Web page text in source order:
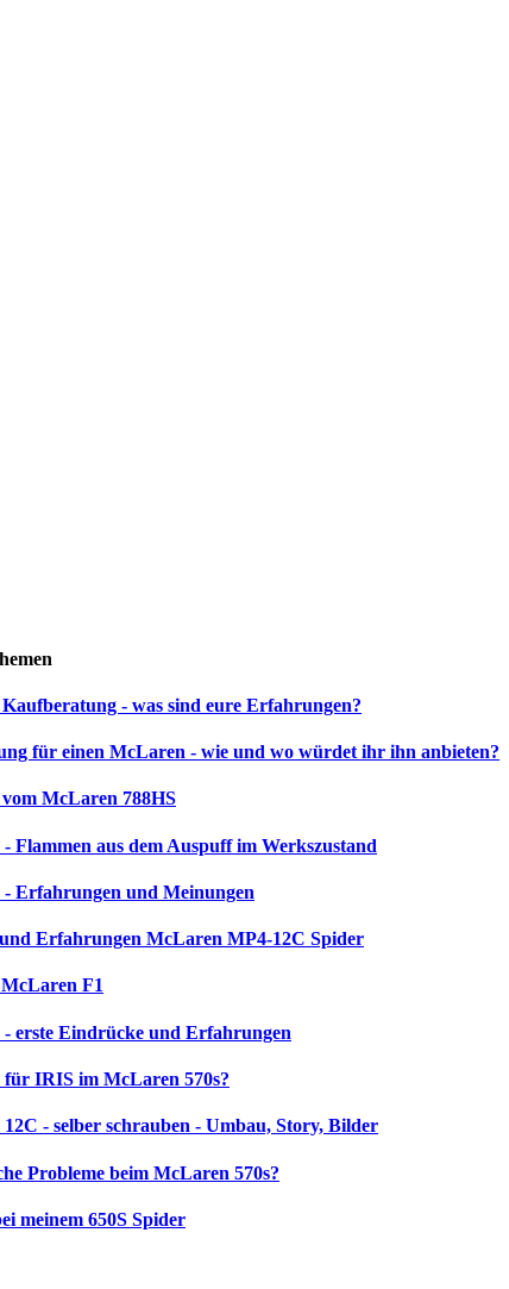
Kaufberatung - was sind eure Erfahrungen?
für einen McLaren - wie und wo würdet ihr ihn anbieten?
McLaren 788HS
Flammen aus dem Auspuff im Werkszustand
- Erfahrungen und Meinungen
Erfahrungen McLaren MP4-12C Spider
F1
erste Eindrücke und Erfahrungen
IRIS im McLaren 570s?
- selber schrauben - Umbau, Story, Bilder
Probleme beim McLaren 570s?
meinem 650S Spider